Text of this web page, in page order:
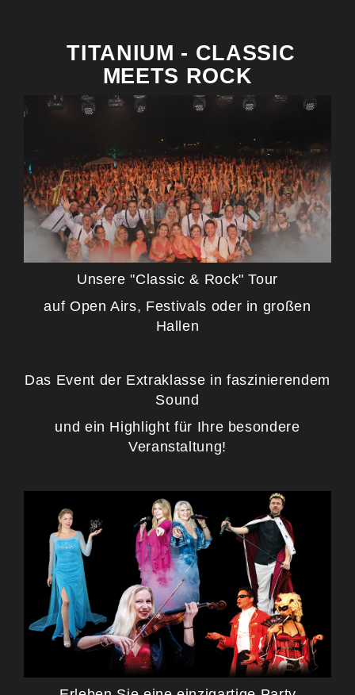
TITANIUM - CLASSIC
MEETS ROCK
Unsere "Classic & Rock" Tour
auf Open Airs, Festivals oder in großen
Hallen
Das Event der Extraklasse in faszinierendem
Sound
und ein Highlight für Ihre besondere
Veranstaltung!